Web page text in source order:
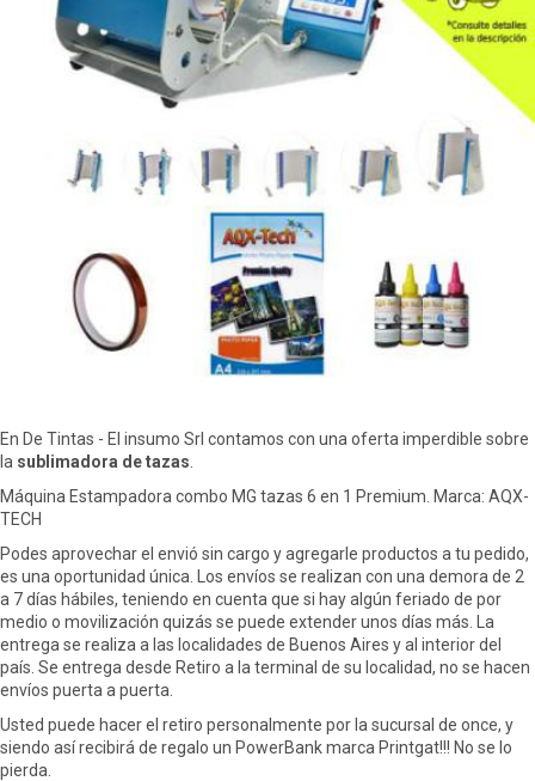
En De Tintas - El insumo Srl contamos con una oferta imperdible sobre
la sublimadora de tazas
Máquina Estampadora combo MG tazas 6 en 1 Premium. Marca: AQX-
TECH
Podes aprovechar el envió sin cargo y agregarle productos a tu pedido,
es una oportunidad única. Los envíos se realizan con una demora de 2
a 7 días hábiles, teniendo en cuenta que si hay algún feriado de por
medio o movilización quizás se puede extender unos días más. La
entrega se realiza a las localidades de Buenos Aires y al interior del
país. Se entrega desde Retiro a la terminal de su localidad, no se hacen
envíos puerta a puerta.
Usted puede hacer el retiro personalmente por la sucursal de once, y
siendo así recibirá de regalo un PowerBank marca Printgat!!! No se lo
pierda.